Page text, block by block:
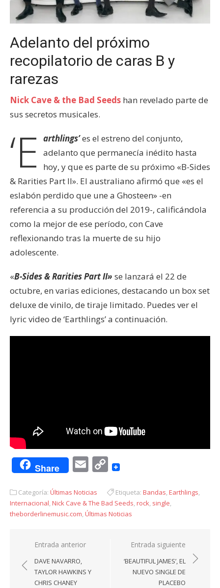
Adelanto del próximo
recopilatorio de caras B y
rarezas
Nick Cave & the Bad Seeds han revelado parte de
sus secretos musicales.
‘E arthlings’es el estreno del conjunto,
adelanto que permanecía inédito hasta
hoy, y que es parte de su próximo «B-Sides
& Rarities Part II». El australiano afirmó que «es el
eslabón perdido que une a Ghosteen» -en
referencia a su producción del 2019-, calificándola
como la mejor de ese período, con Cave
reflexionando tras la muerte de su hijo
adolescente.
«B-Sides & Rarities Part II» se lanzará el 22 de
octubre, en varias ediciones, destacando un box set
deluxe de vinilo, de tiraje limitado. Puedes ver el
lyric video de ‘Earthlings’ a continuación.
Share EmailCopy
Categoría: Últimas Noticias Etiqueta: Bandas,Earthlings,
Internacional,Nick Cave & The Bad Seeds,rock, single,
theborderlinemusic.com,Últimas Noticias
Navegación
de
entradas
Entrada anterior
DAVE NAVARRO,
TAYLOR HAWKINS Y
CHRIS CHANEY
Entrada siguiente
‘BEAUTIFUL JAMES’, EL
NUEVO SINGLE DE
PLACEBO